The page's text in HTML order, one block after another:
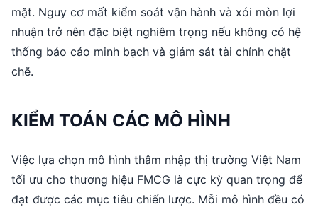
mặt. Nguy cơ mất kiểm soát vận hành và xói mòn lợi
nhuận trở nên đặc biệt nghiêm trọng nếu không có hệ
thống báo cáo minh bạch và giám sát tài chính chặt
chẽ.
KIỂM TOÁN CÁC MÔ HÌNH
Việc lựa chọn mô hình thâm nhập thị trường Việt Nam
tối ưu cho thương hiệu FMCG là cực kỳ quan trọng để
đạt được các mục tiêu chiến lược. Mỗi mô hình đều có